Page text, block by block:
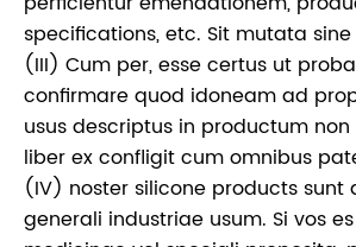
specifications, etc. Sit mutata
(III) Cum per, esse certus ut
confirmare quod idoneam ad
usus descriptus in productum
liber ex confligit cum omnibus
(IV) noster silicone products sunt
generali industriae usum. Si vos